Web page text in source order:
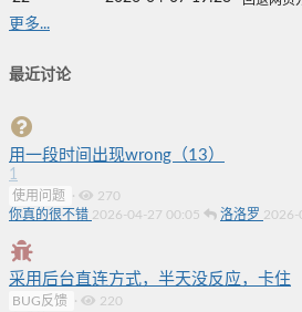
更多...
最近讨论
用一段时间出现wrong（13）
1
使用问题 ·
270
你真的很不错 2026-04-27 00:05 洛洛罗 2026-
采用后台直连方式，半天没反应，卡住
BUG反馈 ·
220